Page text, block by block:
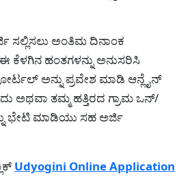
ಸಲ್ಲಿಸಲು ಅಂತಿಮ ದಿನಾಂಕ
ಕೆಳಗಿನ ಹಂತಗಳನ್ನು ಅನುಸರಿಸಿ
ಅನ್ನು ಪ್ರವೇಶ ಮಾಡಿ ಆನ್ಲೈನ್
ಅಥವಾ ತಮ್ಮ ಹತ್ತಿರದ ಗ್ರಾಮ ಒನ್/
ಭೇಟಿ ಮಾಡಿಯು ಸಹ ಅರ್ಜಿ
Udyogini Online Application